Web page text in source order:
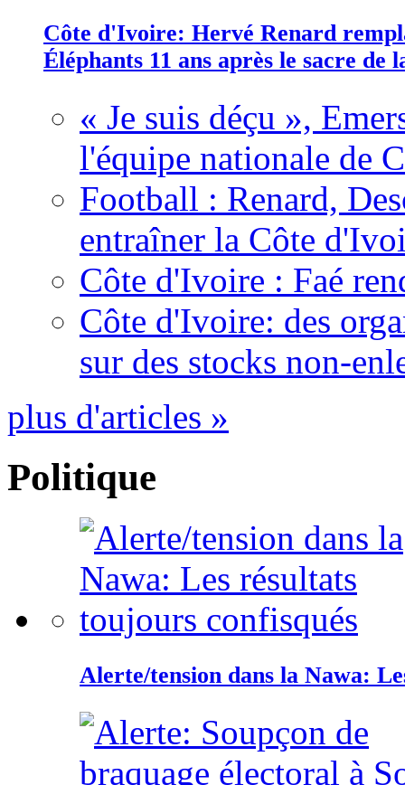
Côte d'Ivoire: Hervé Renard
Éléphants 11 ans après le sacre de
« Je suis déçu »,
l'équipe nationale de
Football : Renard,
entraîner la Côte
Côte d'Ivoire : Faé
Côte d'Ivoire: des
sur des stocks non-
plus d'articles »
Politique
Alerte/tension dans la Nawa: